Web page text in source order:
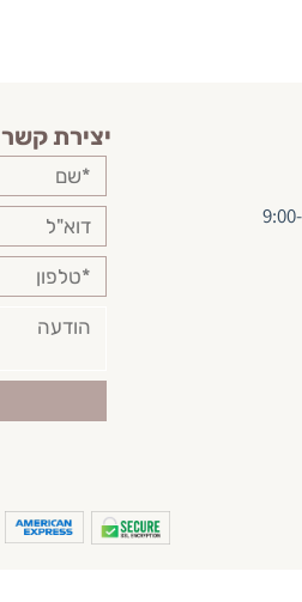
יצירת קשר